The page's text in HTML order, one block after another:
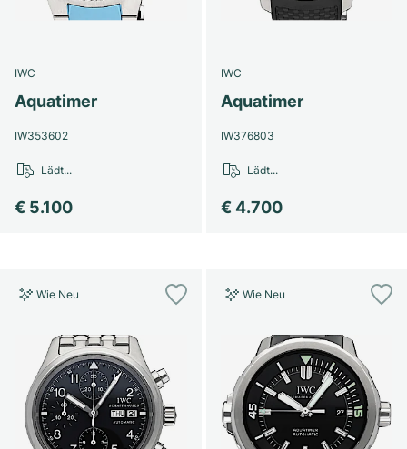
IWC
Aquatimer
IW353602
€ 5.100
Lädt...
IWC
Aquatimer
IW376803
€ 4.700
Lädt...
Wie Neu Wie Neu